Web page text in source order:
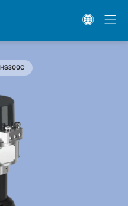
HS300C